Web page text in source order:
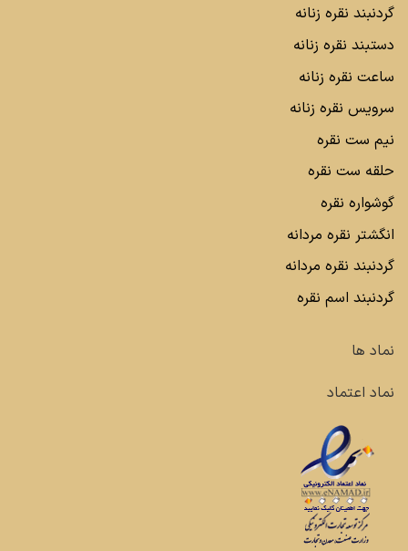
گردنبند نقره زنانه
دستبند نقره زنانه
ساعت نقره زنانه
سرویس نقره زنانه
نیم ست نقره
حلقه ست نقره
گوشواره نقره
انگشتر نقره مردانه
گردنبند نقره مردانه
گردنبند اسم نقره
نماد ها
نماد اعتماد